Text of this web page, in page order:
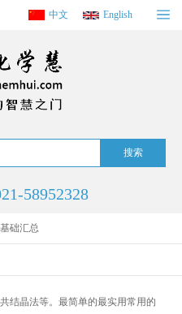
中文 English
58952328
础汇总
结晶法等。最简单的最实用常用的